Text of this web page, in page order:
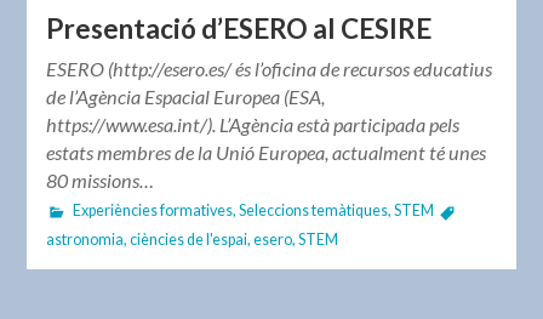
Presentació d’ESERO al CESIRE
ESERO (http://esero.es/ és l’oficina de recursos educatius
de l’Agència Espacial Europea (ESA,
https://www.esa.int/). L’Agència està participada pels
estats membres de la Unió Europea, actualment té unes
80 missions…
Experiències formatives, Seleccions temàtiques, STEM
astronomia,ciències de l'espai,esero,STEM